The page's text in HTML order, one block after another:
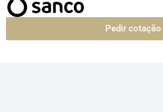
Pedir cotação